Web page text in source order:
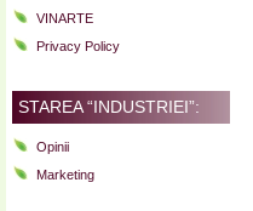
VINARTE
Privacy Policy
STAREA “INDUSTRIEI”:
Opinii
Marketing